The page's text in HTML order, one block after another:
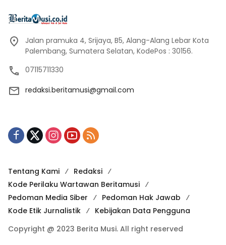
Jalan pramuka 4, Srijaya, B5, Alang-Alang Lebar Kota
Palembang, Sumatera Selatan, KodePos : 30156.
07115711330
redaksi.beritamusi@gmail.com
Tentang Kami
Redaksi
Kode Perilaku Wartawan Beritamusi
Pedoman Media Siber
Pedoman Hak Jawab
Kode Etik Jurnalistik
Kebijakan Data Pengguna
Copyright @ 2023 Berita Musi. All right reserved